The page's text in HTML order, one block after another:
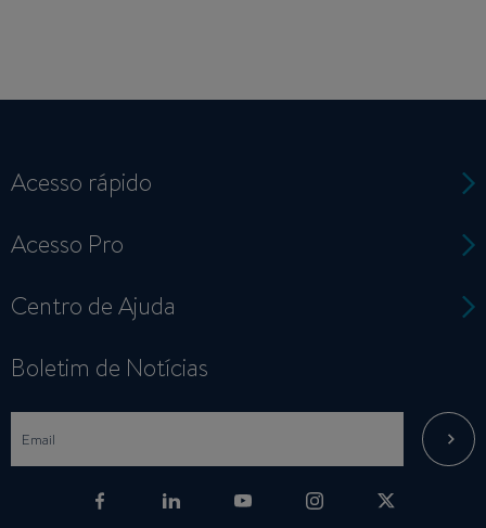
Acesso rápido
Acesso Pro
Centro de Ajuda
Boletim de Notícias